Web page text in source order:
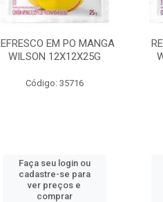
EM PO MANGA
WILSON 12X12X25G
Código: 35716
Faça seu login ou
cadastre-se para
ver preços e
comprar